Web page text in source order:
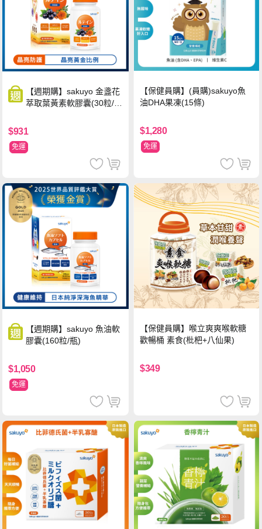
【週期購】sakuyo 金盞花
萃取葉黃素軟膠囊(30粒/
$931
免運
【保健員購】(員購)sakuyo魚
油DHA果凍(15條)
$1,280
免運
【週期購】sakuyo 魚油軟
膠囊(160粒/瓶)
$1,050
免運
【保健員購】喉立爽爽喉軟糖
歡暢桶 素食(枇杷+八仙果)
$349